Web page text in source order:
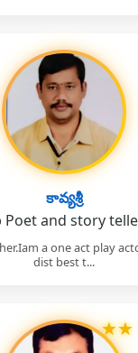
కావ్యశ్రీ
and story
a one act play
dist best t...
★★